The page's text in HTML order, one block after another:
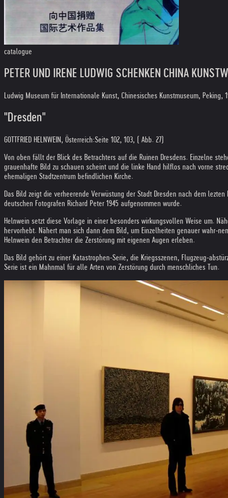
catalogue
PETER UND IRENE LUDWIG SCHENKEN CHINA
Ludwig Museum für Internationale Kunst, Chinesisches Kunstmuseum, Peking,
"Dresden"
GOTTFRIED HELNWEIN, Österreich:Seite 102, 103, ( Abb. 27)
Von oben fällt der Blick des Betrachters auf die Ruinen Dresdens. Einzelne
grauenhafte Bild zu schauen scheint und die linke Hand hilflos nach vorne
ehemaligen Stadtzentrum befindlichen Kirche.
Das Bild zeigt die verheerende Verwüstung der Stadt Dresden nach dem
deutschen Fotografen Richard Peter 1945 aufgenommen wurde.
Helnwein setzt diese Vorlage in einer besonders wirkungsvollen Weise um.
hervorhebt. Nähert man sich dann dem Bild, um Einzelheiten genauer wahr-
Helnwein den Betrachter die Zerstörung mit eigenen Augen erleben.
Das Bild gehört zu einer Katastrophen-Serie, die Kriegsszenen, Flugzeug-
Serie ist ein Mahnmal für alle Arten von Zerstörung durch menschliches Tun.